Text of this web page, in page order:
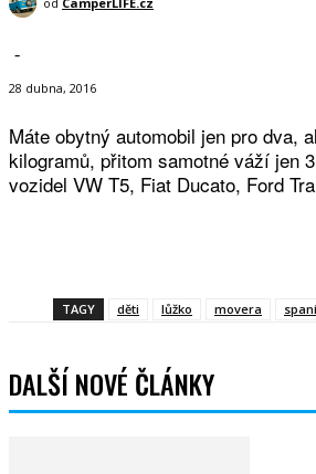
-
28 dubna, 2016
Máte obytný automobil jen pro dva,
kilogramů, přitom samotné váží jen
vozidel VW T5, Fiat Ducato, Ford
TAGY děti lůžko movera spaní
DALŠÍ NOVÉ ČLÁNKY